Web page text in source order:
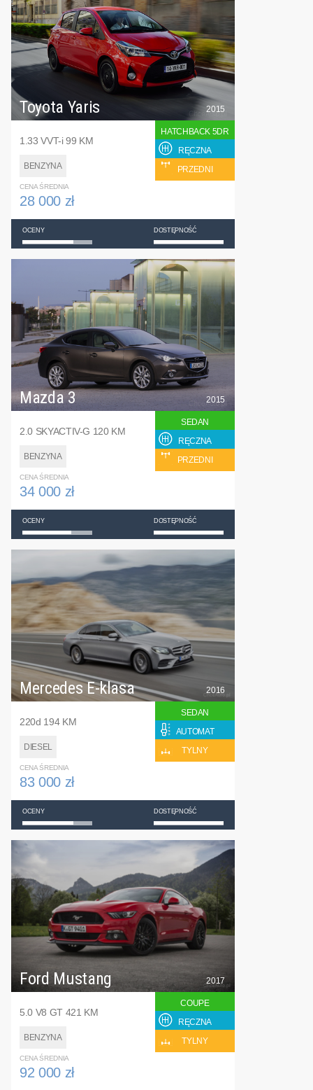
Toyota Yaris
1.33 VVT-i 99 KM
BENZYNA
2015
HATCHBACK 5DR
RĘCZNA
PRZEDNI
CENA ŚREDNIA
28 000 zł
OCENY DOSTĘPNOŚĆ
Mazda 3
2.0 SKYACTIV-G 120 KM
BENZYNA
2015
SEDAN
RĘCZNA
PRZEDNI
CENA ŚREDNIA
34 000 zł
OCENY DOSTĘPNOŚĆ
Mercedes E-klasa
220d 194 KM
DIESEL
2016
SEDAN
AUTOMAT
TYLNY
CENA ŚREDNIA
83 000 zł
OCENY DOSTĘPNOŚĆ
Ford Mustang
5.0 V8 GT 421 KM
BENZYNA
2017
COUPE
RĘCZNA
TYLNY
CENA ŚREDNIA
92 000 zł